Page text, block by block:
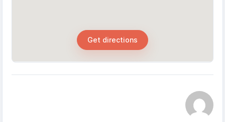
Get directions